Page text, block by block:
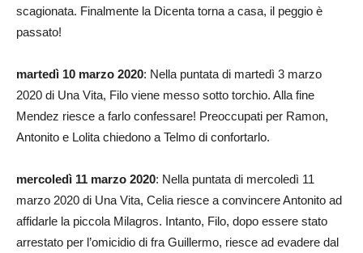
scagionata. Finalmente la Dicenta torna a casa, il peggio è
passato!
martedì 10 marzo 2020: Nella puntata di martedì 3 marzo
2020 di Una Vita, Filo viene messo sotto torchio. Alla fine
Mendez riesce a farlo confessare! Preoccupati per Ramon,
Antonito e Lolita chiedono a Telmo di confortarlo.
mercoledì 11 marzo 2020: Nella puntata di mercoledì 11
marzo 2020 di Una Vita, Celia riesce a convincere Antonito ad
affidarle la piccola Milagros. Intanto, Filo, dopo essere stato
arrestato per l’omicidio di fra Guillermo, riesce ad evadere dal